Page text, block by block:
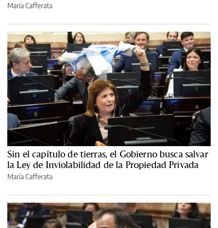
María Cafferata
Sin el capítulo de tierras, el Gobierno busca salvar
la Ley de Inviolabilidad de la Propiedad Privada
María Cafferata